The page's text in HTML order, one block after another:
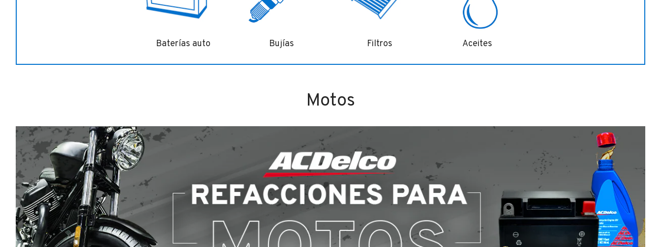
Baterías auto Bujías Filtros Aceites
Motos